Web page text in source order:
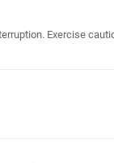
Exercise